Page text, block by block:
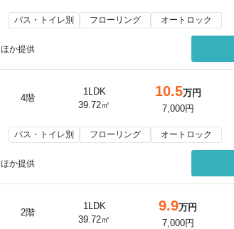
バス・トイレ別 フローリング オートロック
ほか提供
4階
1LDK
39.72㎡
10.5万円
7,000円
バス・トイレ別 フローリング オートロック
ほか提供
2階
1LDK
39.72㎡
9.9万円
7,000円